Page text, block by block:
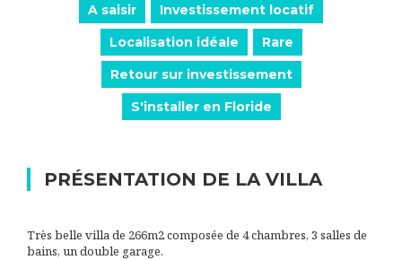
A saisir
Investissement locatif
Localisation idéale
Rare
Retour sur investissement
S'installer en Floride
PRÉSENTATION DE LA VILLA
Très belle villa de 266m2 composée de 4 chambres, 3 salles de
bains, un double garage.